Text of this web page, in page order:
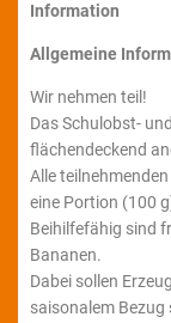
Information
Allgemeine
Wir nehmen teil!
Das Schulobst-
flächendeckend
Alle
eine Portion (100
Beihilfefähig sind
Bananen.
Dabei sollen
saisonalem